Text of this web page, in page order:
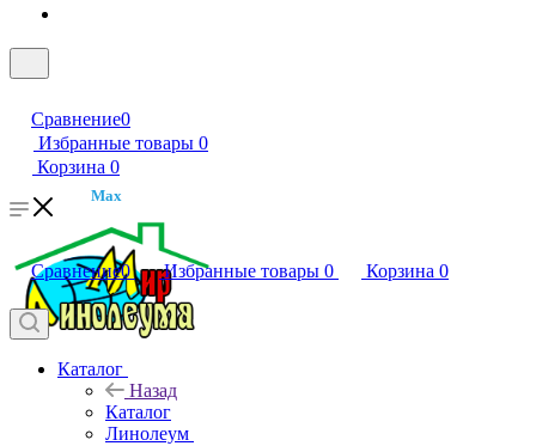
Сравнение0
Избранные товары 0
Корзина 0
Max
Сравнение0 Избранные товары 0 Корзина 0
Каталог
Назад
Каталог
Линолеум